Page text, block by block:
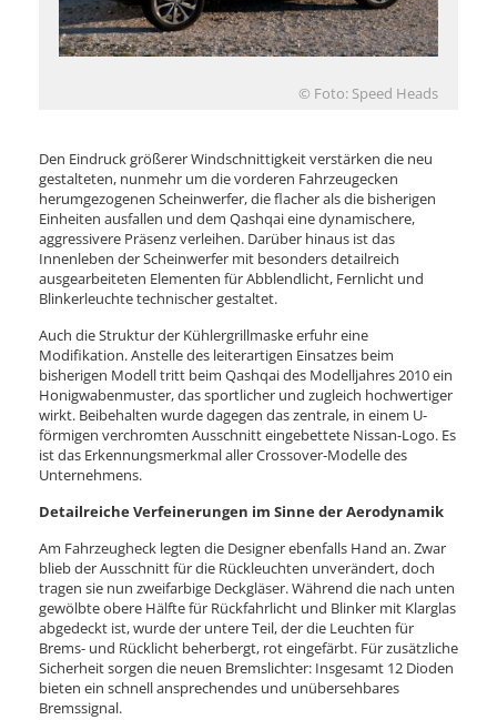
© Foto: Speed Heads
Den Eindruck größerer Windschnittigkeit verstärken die neu
gestalteten, nunmehr um die vorderen Fahrzeugecken
herumgezogenen Scheinwerfer, die flacher als die bisherigen
Einheiten ausfallen und dem Qashqai eine dynamischere,
aggressivere Präsenz verleihen. Darüber hinaus ist das
Innenleben der Scheinwerfer mit besonders detailreich
ausgearbeiteten Elementen für Abblendlicht, Fernlicht und
Blinkerleuchte technischer gestaltet.
Auch die Struktur der Kühlergrillmaske erfuhr eine
Modifikation. Anstelle des leiterartigen Einsatzes beim
bisherigen Modell tritt beim Qashqai des Modelljahres 2010 ein
Honigwabenmuster, das sportlicher und zugleich hochwertiger
wirkt. Beibehalten wurde dagegen das zentrale, in einem U-
förmigen verchromten Ausschnitt eingebettete Nissan-Logo. Es
ist das Erkennungsmerkmal aller Crossover-Modelle des
Unternehmens.
Detailreiche Verfeinerungen im Sinne der Aerodynamik
Am Fahrzeugheck legten die Designer ebenfalls Hand an. Zwar
blieb der Ausschnitt für die Rückleuchten unverändert, doch
tragen sie nun zweifarbige Deckgläser. Während die nach unten
gewölbte obere Hälfte für Rückfahrlicht und Blinker mit Klarglas
abgedeckt ist, wurde der untere Teil, der die Leuchten für
Brems- und Rücklicht beherbergt, rot eingefärbt. Für zusätzliche
Sicherheit sorgen die neuen Bremslichter: Insgesamt 12 Dioden
bieten ein schnell ansprechendes und unübersehbares
Bremssignal.